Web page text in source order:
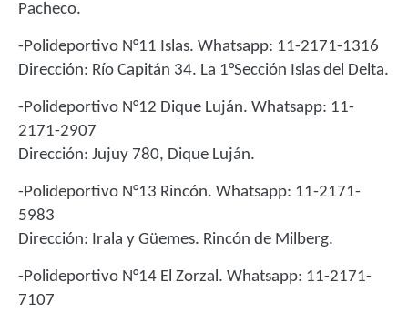
Pacheco.
-Polideportivo N°11 Islas. Whatsapp: 11-2171-1316
Dirección: Río Capitán 34. La 1°Sección Islas del Delta.
-Polideportivo N°12 Dique Luján. Whatsapp: 11-
2171-2907
Dirección: Jujuy 780, Dique Luján.
-Polideportivo N°13 Rincón. Whatsapp: 11-2171-
5983
Dirección: Irala y Güemes. Rincón de Milberg.
-Polideportivo N°14 El Zorzal. Whatsapp: 11-2171-
7107